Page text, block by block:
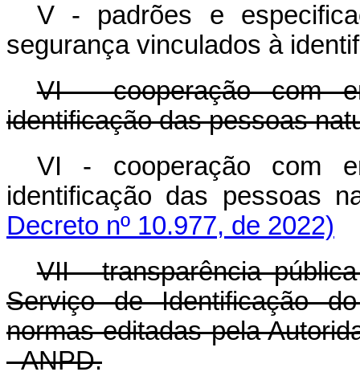
V - padrões e
segurança vinculados à
VI - cooperação com
identificação das pessoas
VI - cooperação com
identificação das
Decreto nº 10.977, de 2022)
VII - transparência
Serviço de Identificação
normas editadas pela
- ANPD.